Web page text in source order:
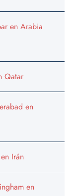
en Arabia
Qatar
en
Irán
en